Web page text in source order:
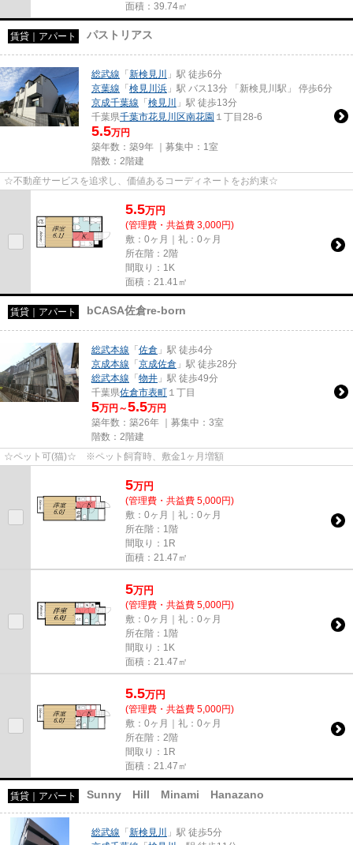
面積：39.74㎡
賃貸｜アパート パストリアス
総武線 「 新検見川
」駅 徒歩6分
京葉線 「 検見川浜 」駅 バス13分 「新検見川駅」 停歩6分
京成千葉線 「 検見川
」駅 徒歩13分
千葉県千葉市花見川区南花園 １丁目28-6
5.5万円
築年数：築9年 ｜募集中： 1室
階数：2階建
☆不動産サービスを追求し、価値あるコーディネートをお約束☆
5.5万円
(管理費・共益費 3,000円)
敷：0ヶ月｜礼：0ヶ月
所在階：2階
間取り：1K
面積：21.41㎡
賃貸｜アパート bCASA佐倉re-born
総武本線 「 佐倉 」駅 徒歩4分
京成本線 「 京成佐倉 」駅 徒歩28分
総武本線 「 物井 」駅 徒歩49分
千葉県佐倉市表町 １丁目
5万円～5.5万円
築年数：築26年 ｜募集中： 3室
階数：2階建
☆ペット可(猫)☆ ※ペット飼育時、敷金1ヶ月増額
5万円
(管理費・共益費 5,000円)
敷：0ヶ月｜礼：0ヶ月
所在階：1階
間取り：1R
面積：21.47㎡
5万円
(管理費・共益費 5,000円)
敷：0ヶ月｜礼：0ヶ月
所在階：1階
間取り：1K
面積：21.47㎡
5.5万円
(管理費・共益費 5,000円)
敷：0ヶ月｜礼：0ヶ月
所在階：2階
間取り：1R
面積：21.47㎡
賃貸｜アパート Sunny Hill Minami Hanazano
総武線 「 新検見川
」駅 徒歩5分